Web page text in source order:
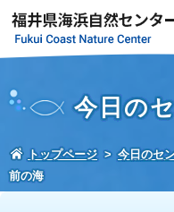
今日の
トップページ 今日のセ
前の海